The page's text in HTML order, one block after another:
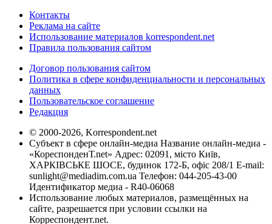
Контакты
Реклама на сайте
Использование материалов korrespondent.net
Правила пользования сайтом
Договор пользования сайтом
Политика в сфере конфиденциальности и персональных
данных
Пользовательское соглашение
Редакция
© 2000-2026, Korrespondent.net
Субъект в сфере онлайн-медиа Название онлайн-медиа -
«КореспонденТ.net» Адрес: 02091, місто Київ,
ХАРКІВСЬКЕ ШОСЕ, будинок 172-Б, офіс 208/1 E-mail:
sunlight@mediadim.com.ua Телефон: 044-205-43-00
Идентификатор медиа - R40-06068
Использование любых материалов, размещённых на
сайте, разрешается при условии ссылки на
Корреспондент.net.